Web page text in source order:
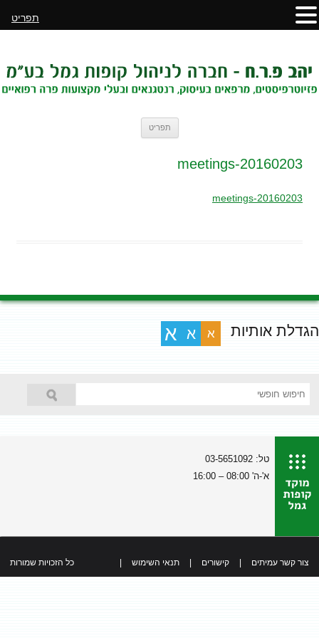
תפריט
20160203-meetings
20160203-meetings
הגדלת אותיות א א א
טל: 03-5651092
א'-ה' 08:00 – 16:00
צור קשר עמיתים קישורים תנאי השימוש כל הזכויות שמורות
תפריט